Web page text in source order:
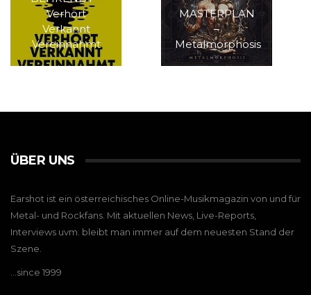
Verhört
Verkannt
Vereinnahmt
MASTERPLAN
–
Metalmorphosis
ÜBER UNS
Earshot ist ein österreichisches Online-Musikmagazin von und für
Metal- und Rockfans. Mit aktuellen News, Live-Reports,
Interviews uvm. bleibt man immer auf dem neuesten Stand der
Szene.
…since 1999